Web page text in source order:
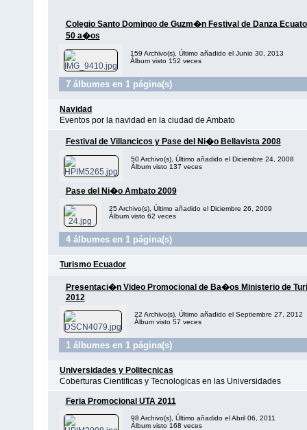
Colegio Santo Domingo de Guzm�n Festival de Danza
50 a�os
159 Archivo(s), Último añadido el Junio 30, 2013
Álbum visto 152 veces
7 álbumes en 1 página(s)
Navidad
Eventos por la navidad en la ciudad de Ambato
Festival de Villancicos y Pase del Ni�o Bellavista 2008
50 Archivo(s), Último añadido el Diciembre 24, 2008
Álbum visto 137 veces
Pase del Ni�o Ambato 2009
25 Archivo(s), Último añadido el Diciembre 26, 2009
Álbum visto 62 veces
4 álbumes en 1 página(s)
Turismo Ecuador
Presentaci�n Video Promocional de Ba�os Ministerio de
2012
22 Archivo(s), Último añadido el Septiembre 27, 2012
Álbum visto 57 veces
1 álbumes en 1 página(s)
Universidades y Politecnicas
Coberturas Cientificas y Tecnologicas en las Universidades
Feria Promocional UTA 2011
98 Archivo(s), Último añadido el Abril 06, 2011
Álbum visto 168 veces